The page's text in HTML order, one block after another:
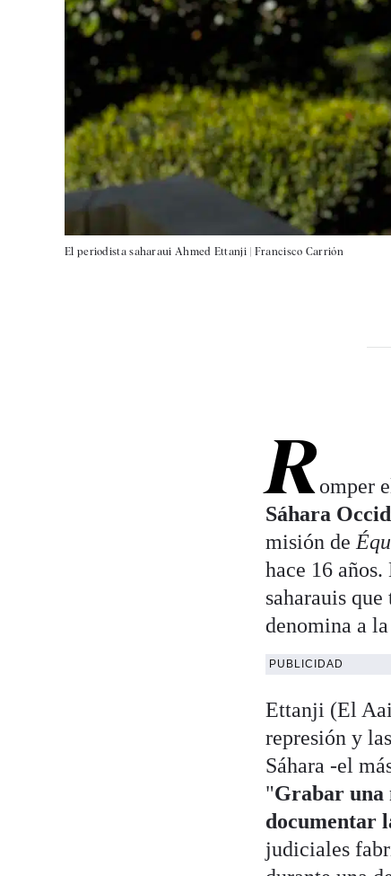
El periodista saharaui Ahmed Ettanji | Francisco Carrión
Romper
Sáhara
misión de
hace 16
saharauis
denomina a
PUBLICIDAD
Ettanji (El
represión y
Sáhara -el
"Grabar una
documentar
judiciales